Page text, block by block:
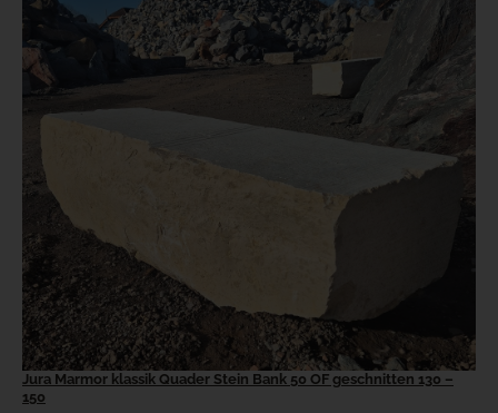
Jura Marmor klassik Quader Stein Bank 50 OF geschnitten 130 –
150